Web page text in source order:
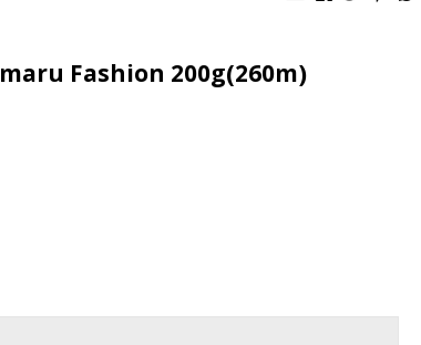
Fashion 200g(260m)